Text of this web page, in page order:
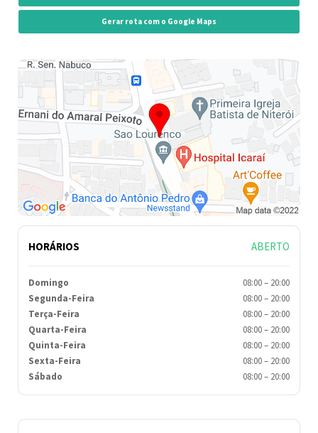
Gerar rota com o Google Maps
HORÁRIOS ABERTO
Domingo 08:00– 20:00
Segunda-Feira
08:00– 20:00
Terça-Feira
08:00– 20:00
Quarta-Feira
08:00– 20:00
Quinta-Feira
08:00– 20:00
Sexta-Feira
08:00– 20:00
Sábado
08:00– 20:00